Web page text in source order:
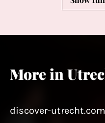
More in
discover-utrecht.com